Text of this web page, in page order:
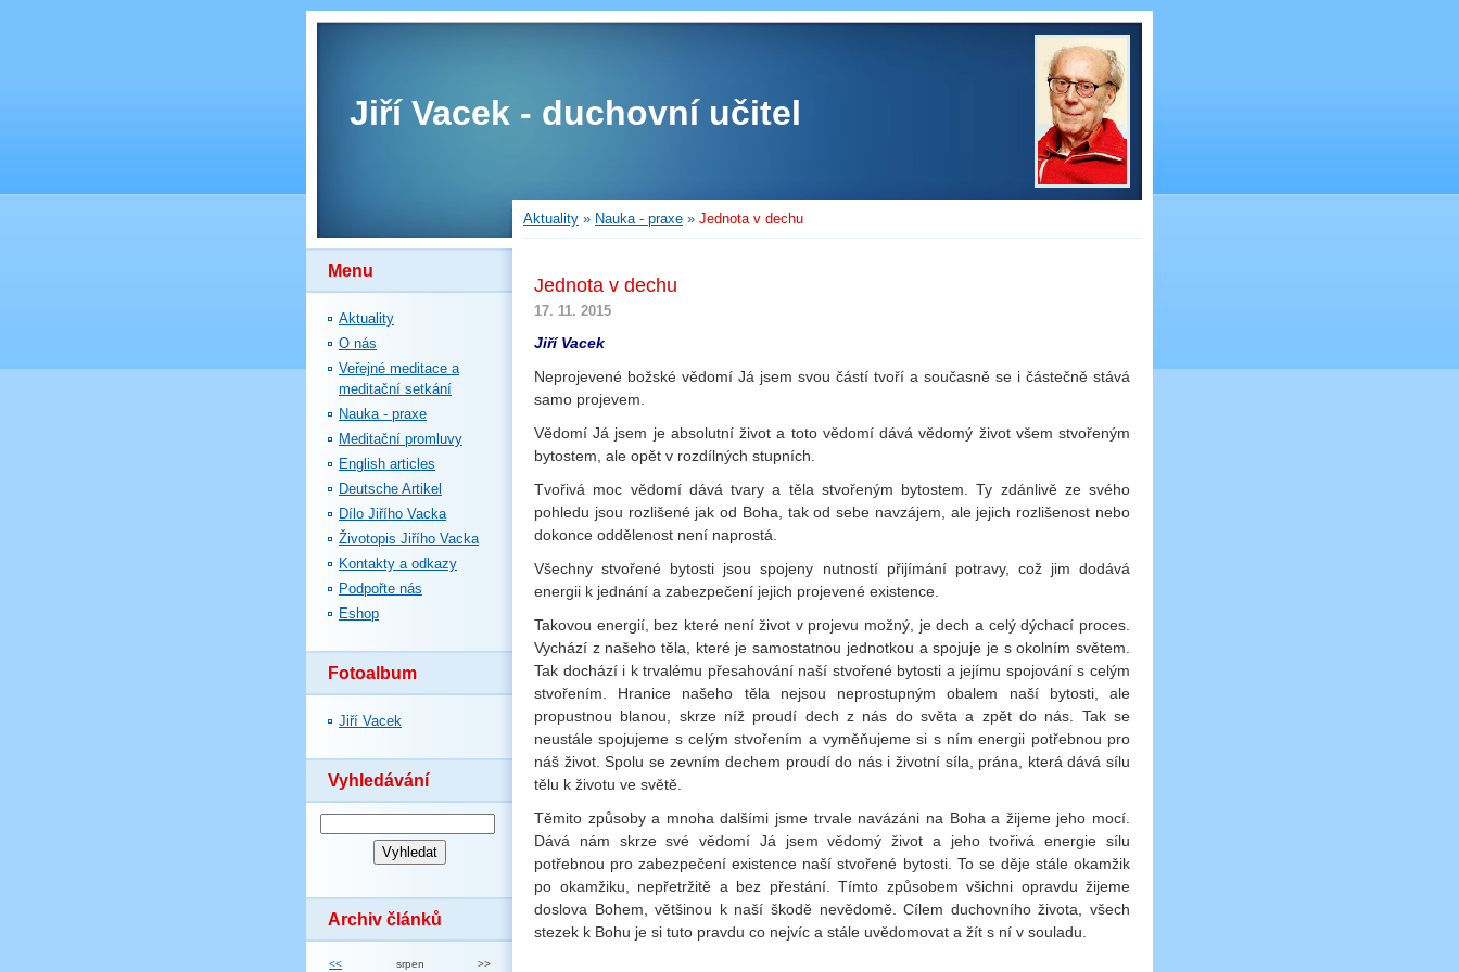
Jiří Vacek - duchovní učitel
Menu
Aktuality
O nás
Veřejné meditace a
meditační setkání
Nauka - praxe
Meditační promluvy
English articles
Deutsche Artikel
Dílo Jiřího Vacka
Životopis Jiřího Vacka
Kontakty a odkazy
Podpořte nás
Eshop
Fotoalbum
Jiří Vacek
Vyhledávání
Archiv článků
<< srpen >>
Aktuality » Nauka - praxe » Jednota v dechu
Jednota v dechu
17. 11. 2015
Jiří Vacek
Neprojevené božské vědomí Já jsem svou částí tvoří a současně se i částečně stává
samo projevem.
Vědomí Já jsem je absolutní život a toto vědomí dává vědomý život všem stvořeným
bytostem, ale opět v rozdílných stupních.
Tvořivá moc vědomí dává tvary a těla stvořeným bytostem. Ty zdánlivě ze svého
pohledu jsou rozlišené jak od Boha, tak od sebe navzájem, ale jejich rozlišenost nebo
dokonce oddělenost není naprostá.
Všechny stvořené bytosti jsou spojeny nutností přijímání potravy, což jim dodává
energii k jednání a zabezpečení jejich projevené existence.
Takovou energií, bez které není život v projevu možný, je dech a celý dýchací proces.
Vychází z našeho těla, které je samostatnou jednotkou a spojuje je s okolním světem.
Tak dochází i k trvalému přesahování naší stvořené bytosti a jejímu spojování s celým
stvořením. Hranice našeho těla nejsou neprostupným obalem naší bytosti, ale
propustnou blanou, skrze níž proudí dech z nás do světa a zpět do nás. Tak se
neustále spojujeme s celým stvořením a vyměňujeme si s ním energii potřebnou pro
náš život. Spolu se zevním dechem proudí do nás i životní síla, prána, která dává sílu
tělu k životu ve světě.
Těmito způsoby a mnoha dalšími jsme trvale navázáni na Boha a žijeme jeho mocí.
Dává nám skrze své vědomí Já jsem vědomý život a jeho tvořivá energie sílu
potřebnou pro zabezpečení existence naší stvořené bytosti. To se děje stále okamžik
po okamžiku, nepřetržitě a bez přestání. Tímto způsobem všichni opravdu žijeme
doslova Bohem, většinou k naší škodě nevědomě. Cílem duchovního života, všech
stezek k Bohu je si tuto pravdu co nejvíc a stále uvědomovat a žít s ní v souladu.